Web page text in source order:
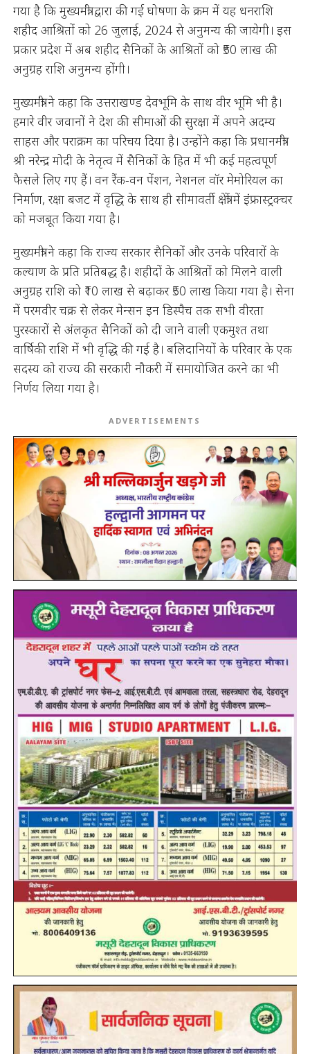
गया है कि मुख्यमंत्री द्वारा की गई घोषणा के क्रम में यह धनराशि
शहीद आश्रितों को 26 जुलाई, 2024 से अनुमन्य की जायेगी। इस
प्रकार प्रदेश में अब शहीद सैनिकों के आश्रितों को ₹50 लाख की
अनुग्रह राशि अनुमन्य होंगी।
मुख्यमंत्री ने कहा कि उत्तराखण्ड देवभूमि के साथ वीर भूमि भी है।
हमारे वीर जवानों ने देश की सीमाओं की सुरक्षा में अपने अदम्य
साहस और पराक्रम का परिचय दिया है। उन्होंने कहा कि प्रधानमंत्री
श्री नरेन्द्र मोदी के नेतृत्व में सैनिकों के हित में भी कई महत्वपूर्ण
फैसले लिए गए हैं। वन रैंक-वन पेंशन, नेशनल वॉर मेमोरियल का
निर्माण, रक्षा बजट में वृद्धि के साथ ही सीमावर्ती क्षेत्रों में इंफ्रास्ट्रक्चर
को मजबूत किया गया है।
मुख्यमंत्री ने कहा कि राज्य सरकार सैनिकों और उनके परिवारों के
कल्याण के प्रति प्रतिबद्ध है। शहीदों के आश्रितों को मिलने वाली
अनुग्रह राशि को ₹10 लाख से बढ़ाकर ₹50 लाख किया गया है। सेना
में परमवीर चक्र से लेकर मेन्सन इन डिस्पैच तक सभी वीरता
पुरस्कारों से अंलकृत सैनिकों को दी जाने वाली एकमुश्त तथा
वार्षिकी राशि में भी वृद्धि की गई है। बलिदानियों के परिवार के एक
सदस्य को राज्य की सरकारी नौकरी में समायोजित करने का भी
निर्णय लिया गया है।
ADVERTISEMENTS